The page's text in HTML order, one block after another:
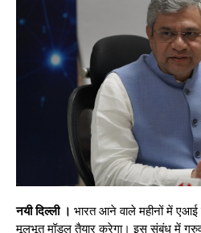
नयी दिल्ली । भारत आने वाले महीनों में
मूलभूत मॉडल तैयार करेगा। इस संबंध में